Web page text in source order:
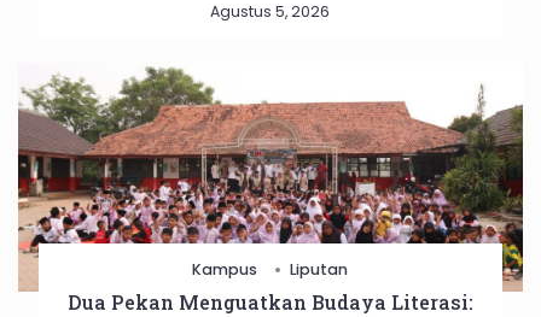
Agustus 5, 2026
Kampus Liputan
Dua Pekan Menguatkan Budaya Literasi: